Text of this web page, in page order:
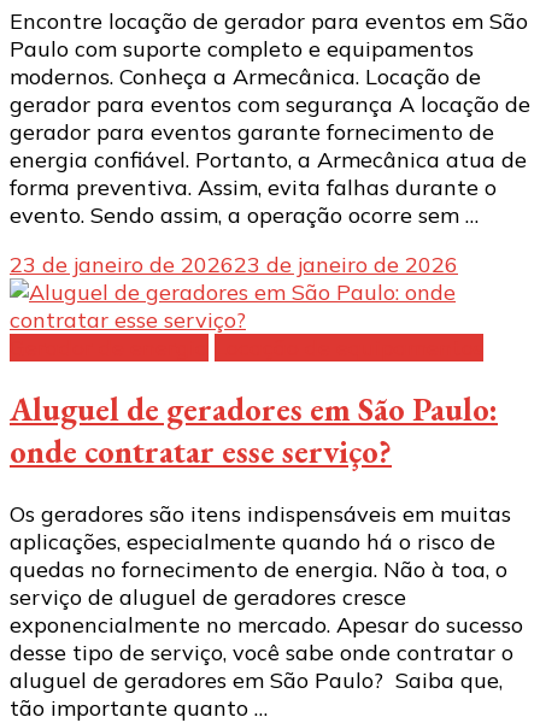
Encontre locação de gerador para eventos em São
Paulo com suporte completo e equipamentos
modernos. Conheça a Armecânica. Locação de
gerador para eventos com segurança A locação de
gerador para eventos garante fornecimento de
energia confiável. Portanto, a Armecânica atua de
forma preventiva. Assim, evita falhas durante o
evento. Sendo assim, a operação ocorre sem …
23 de janeiro de 202623 de janeiro de 2026
Aluguel de geradores em São Paulo:
onde contratar esse serviço?
Os geradores são itens indispensáveis em muitas
aplicações, especialmente quando há o risco de
quedas no fornecimento de energia. Não à toa, o
serviço de aluguel de geradores cresce
exponencialmente no mercado. Apesar do sucesso
desse tipo de serviço, você sabe onde contratar o
aluguel de geradores em São Paulo? Saiba que,
tão importante quanto …